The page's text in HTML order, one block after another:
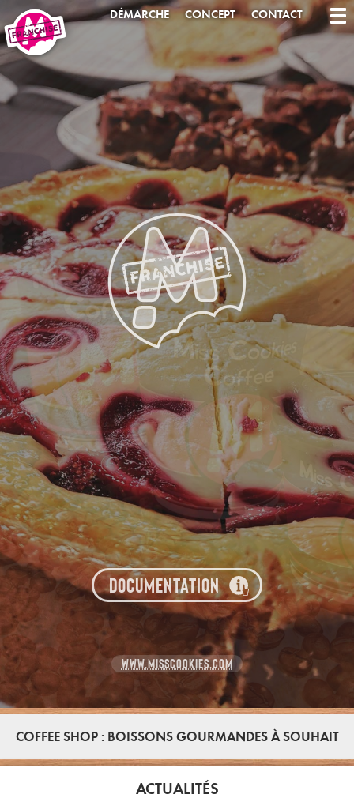
DÉMARCHE CONCEPT CONTACT
DOCUMENTATION
WWW.MISSCOOKIES.COM
COFFEE SHOP : BOISSONS GOURMANDES À SOUHAIT
ACTUALITÉS